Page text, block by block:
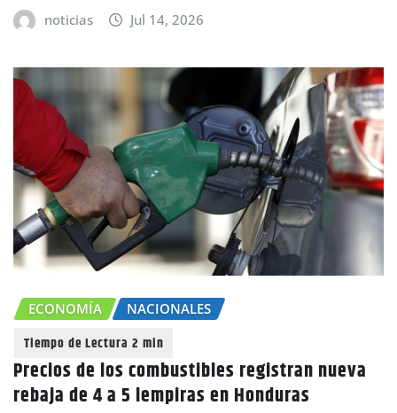
noticias Jul 14, 2026
ECONOMÍA NACIONALES
Precios de los combustibles registran nueva
rebaja de 4 a 5 lempiras en Honduras